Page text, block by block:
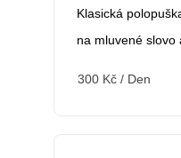
Klasická
na mluvené slovo
300 Kč / Den